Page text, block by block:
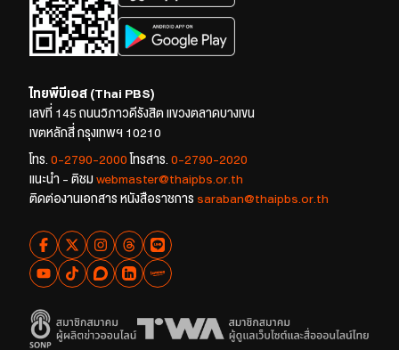
ไทยพีบีเอส (Thai PBS)
เลขที่ 145 ถนนวิภาวดีรังสิต แขวงตลาดบางเขน
เขตหลักสี่ กรุงเทพฯ 10210
โทร. 0-2790-2000 โทรสาร. 0-2790-2020
แนะนำ - ติชม webmaster@thaipbs.or.th
ติดต่องานเอกสาร หนังสือราชการ saraban@thaipbs.or.th